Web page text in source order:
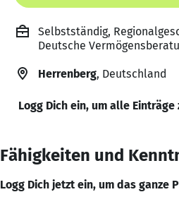
Selbstständig,
Deutsche
Herrenberg, Deutschland
Logg Dich ein, um alle Einträge
Fähigkeiten und
Logg Dich jetzt ein, um das ganze